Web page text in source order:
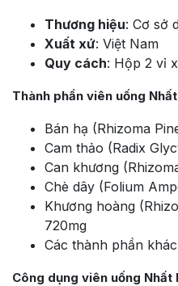
Thương hiệu: Cơ sở
Xuất xứ: Việt Nam
Quy cách: Hộp 2 vỉ
Thành phần viên uống
Bán hạ (Rhizoma
Cam thảo (Radix
Can khương
Chè dây (Folium
Khương hoàng
720mg
Các thành phần
Công dụng viên uống Nhất